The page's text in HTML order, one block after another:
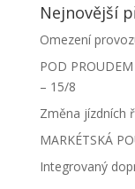
Nejnovější
Omezení
POD PROUDEM
– 15/8
Změna jízdních
MARKÉTSKÁ
Integrovaný